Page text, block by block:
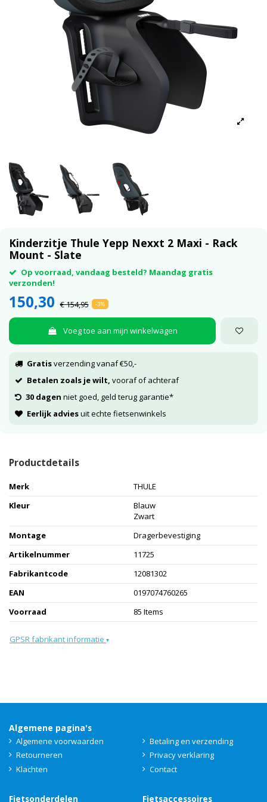
Kinderzitje Thule Yepp Nexxt 2 Maxi - Rack
Mount - Slate
Op voorraad, vandaag besteld? Maandag gratis
verzonden!
150,30 € 154,95 -3%
Voeg toe aan mijn winkelwagen
Gratisverzending vanaf €50,-
Betalen zoals je wilt, vooraf of achteraf
30 dagen niet goed, geld terug garantie*
Eerlijk adviesuit echte fietsenwinkels
Productdetails
Merk
THULE
Kleur
Blauw
Zwart
Montage
Dragerbevestiging
Artikelnummer
11725
Fabrikantcode
12081302
EAN
0197074760265
Voorraad
85 Items
GPSR fabrikant informatie ▾
Algemene pagina's
Algemene voorwaarden
Betaling en verzending
Retourneren
Privacy verklaring
Klachten
Contact
Fietsonderdelen Fietsaccessoires